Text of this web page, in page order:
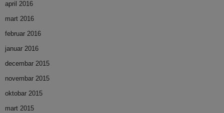
april 2016
mart 2016
februar 2016
januar 2016
decembar 2015
novembar 2015
oktobar 2015
mart 2015